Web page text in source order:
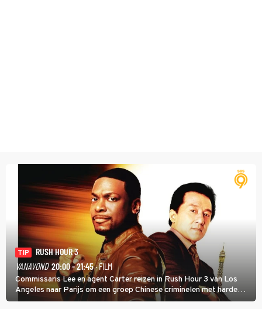
TIP
RUSH HOUR 3
VANAVOND 20:00 - 21:45· FILM
Commissaris Lee en agent Carter reizen in Rush Hour 3 van Los
Angeles naar Parijs om een groep Chinese criminelen met harde
hand aan te pakken.